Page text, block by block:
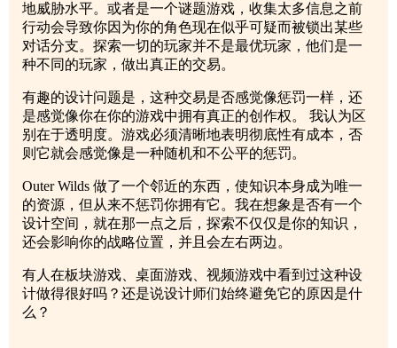
地威胁水平。或者是一个谜题游戏，收集太多信息之前
行动会导致你因为你的角色现在似乎可疑而被锁出某些
对话分支。探索一切的玩家并不是最优玩家，他们是一
种不同的玩家，做出真正的交易。
有趣的设计问题是，这种交易是否感觉像惩罚一样，还
是感觉像你在你的游戏中拥有真正的创作权。 我认为区
别在于透明度。游戏必须清晰地表明彻底性有成本，否
则它就会感觉像是一种随机和不公平的惩罚。
Outer Wilds 做了一个邻近的东西，使知识本身成为唯一
的资源，但从来不惩罚你拥有它。我在想象是否有一个
设计空间，就在那一点之后，探索不仅仅是你的知识，
还会影响你的战略位置，并且会左右两边。
有人在板块游戏、桌面游戏、视频游戏中看到过这种设
计做得很好吗？还是说设计师们始终避免它的原因是什
么？